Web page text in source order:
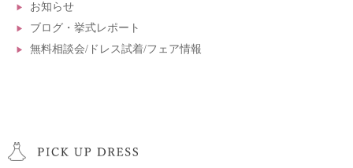
お知らせ
ブログ・挙式レポート
無料相談会/ドレス試着/フェア情報